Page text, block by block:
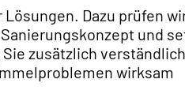
Dazu prüfen
und
zusätzlich
wirksam